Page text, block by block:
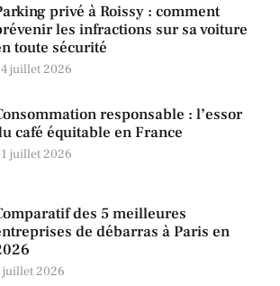
privé à Roissy : comment
les infractions sur sa voiture
toute sécurité
juillet 2026
responsable : l’essor
café équitable en France
juillet 2026
des 5 meilleures
de débarras à Paris en
juillet 2026